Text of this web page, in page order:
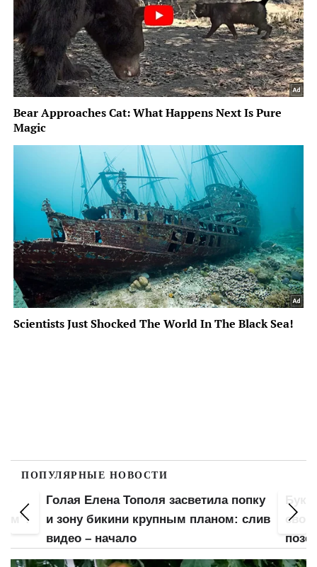
ПОПУЛЯРНЫЕ НОВОСТИ
Голая Елена Тополя засветила попку
и зону бикини крупным планом: слив
видео – начало